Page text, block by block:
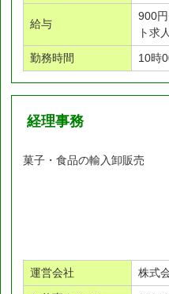
給与
900
ト求
勤務時間
10時
経理事務
菓子・食品の輸入卸販売
運営会社
株式